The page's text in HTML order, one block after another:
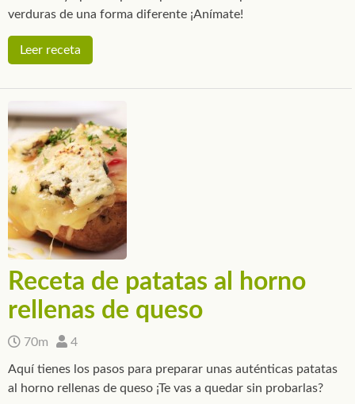
verduras de una forma diferente ¡Anímate!
Leer receta
Receta de patatas al horno
rellenas de queso
70m 4
Aquí tienes los pasos para preparar unas auténticas patatas
al horno rellenas de queso ¡Te vas a quedar sin probarlas?